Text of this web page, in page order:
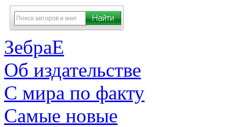
ЗебраЕ
Об издательстве
С мира по факту
Самые новые